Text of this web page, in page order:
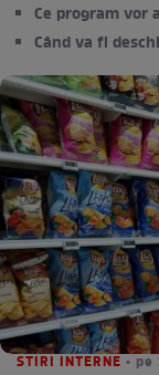
Ce program vor
Când va fi
STIRI INTERNE •